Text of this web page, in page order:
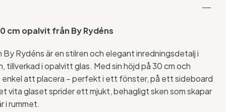
cm opalvit från By Rydéns
By Rydéns är en stilren och elegant inredningsdetalj i
tillverkad i opalvitt glas. Med sin höjd på 30 cm och
enkel att placera – perfekt i ett fönster, på ett sideboard
vita glaset sprider ett mjukt, behagligt sken som skapar
i rummet.